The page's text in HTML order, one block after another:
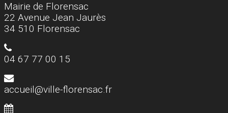
Mairie de Florensac
22 Avenue Jean Jaurès
34 510 Florensac
04 67 77 00 15
accueil@ville-florensac.fr